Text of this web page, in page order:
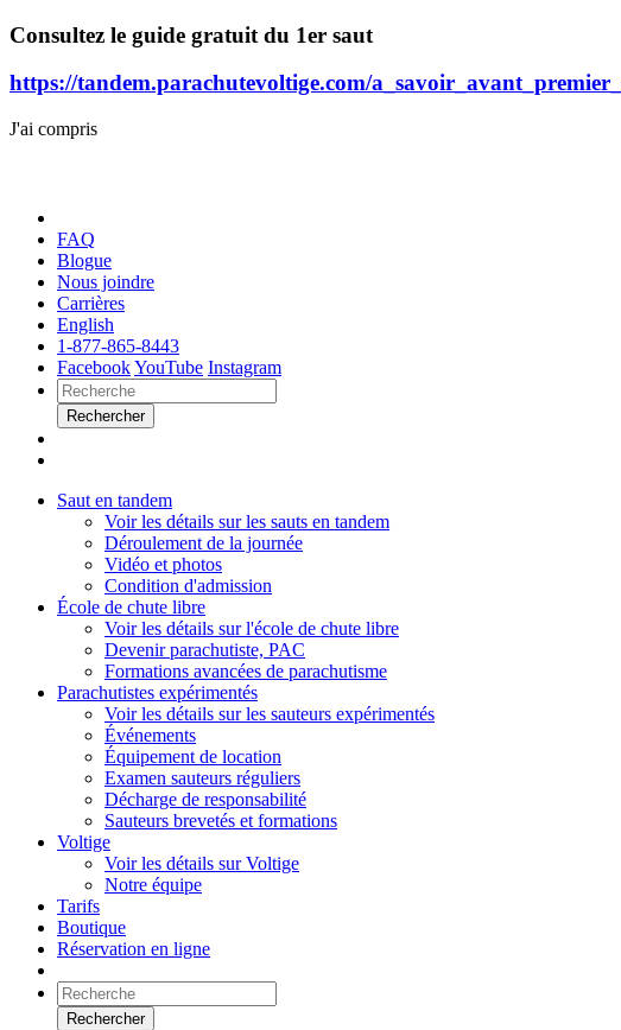
Consultez le guide gratuit du 1er saut
https://tandem.parachutevoltige.com/
J'ai compris
FAQ
Blogue
Nous joindre
Carrières
English
1-877-865-8443
FacebookYouTube Instagram
Rechercher
Saut en tandem
Voir les détails sur les sauts en tandem
Déroulement de la journée
Vidéo et photos
Condition d'admission
École de chute libre
Voir les détails sur l'école de chute libre
Devenir parachutiste, PAC
Formations avancées de parachutisme
Parachutistes expérimentés
Voir les détails sur les sauteurs expérimentés
Événements
Équipement de location
Examen sauteurs réguliers
Décharge de responsabilité
Sauteurs brevetés et formations
Voltige
Voir les détails sur Voltige
Notre équipe
Tarifs
Boutique
Réservation en ligne
Rechercher